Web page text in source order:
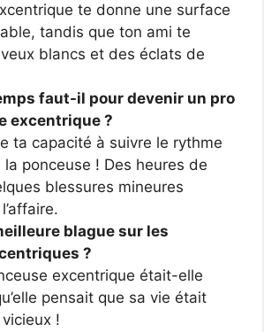
te donne une surface
tandis que ton ami te
blancs et des éclats de
faut-il pour devenir un pro
excentrique ?
ta capacité à suivre le rythme
ponceuse ! Des heures de
blessures mineures
blague sur les
?
excentrique était-elle
pensait que sa vie était
!